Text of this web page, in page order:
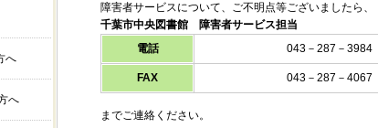
障害者サービスについて、ご不明点等ございましたら、
千葉市中央図書館 障害者サービス担当
電話
043－287－3984
FAX 043－287－4067
までご連絡ください。
へ
へ